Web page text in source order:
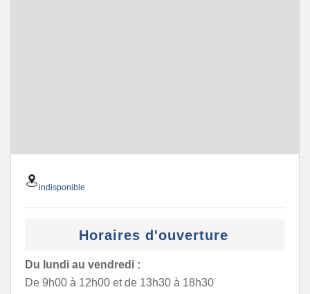
indisponible
Horaires d'ouverture
Du lundi au vendredi :
De 9h00 à 12h00 et de 13h30 à 18h30